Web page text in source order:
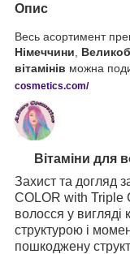
Опис
Весь асортимент
Німеччини
вітамінів можна
cosmetics.com/
Вітаміни для
Захист та догляд
COLOR with Triple
волосся у вигляді
структурою і
пошкоджену